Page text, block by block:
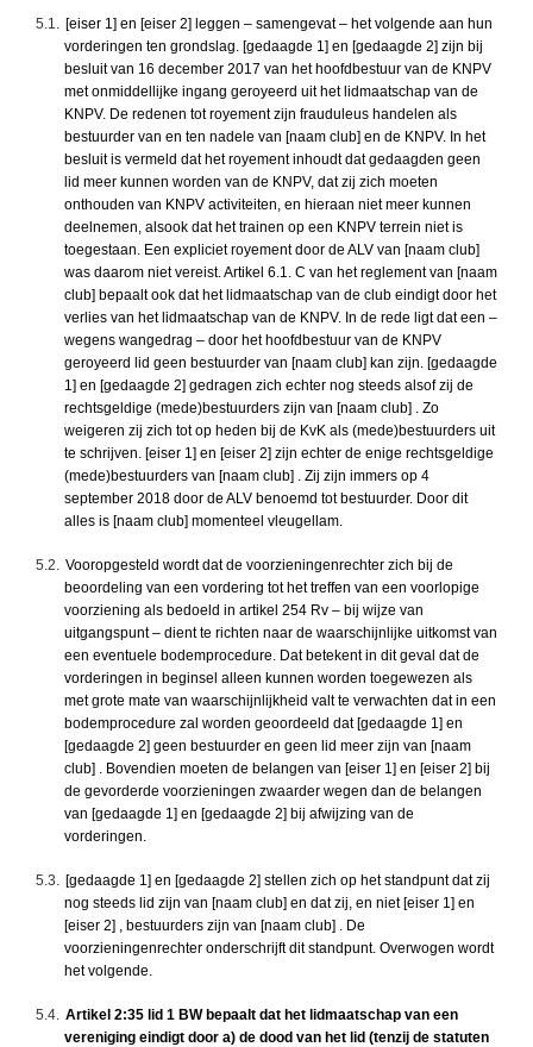
5.1.
[eiser 1] en [eiser 2] leggen – samengevat – het volgende aan hun
vorderingen ten grondslag. [gedaagde 1] en [gedaagde 2] zijn bij
besluit van 16 december 2017 van het hoofdbestuur van de KNPV
met onmiddellijke ingang geroyeerd uit het lidmaatschap van de
KNPV. De redenen tot royement zijn frauduleus handelen als
bestuurder van en ten nadele van [naam club] en de KNPV. In het
besluit is vermeld dat het royement inhoudt dat gedaagden geen
lid meer kunnen worden van de KNPV, dat zij zich moeten
onthouden van KNPV activiteiten, en hieraan niet meer kunnen
deelnemen, alsook dat het trainen op een KNPV terrein niet is
toegestaan. Een expliciet royement door de ALV van [naam club]
was daarom niet vereist. Artikel 6.1. C van het reglement van [naam
club] bepaalt ook dat het lidmaatschap van de club eindigt door het
verlies van het lidmaatschap van de KNPV. In de rede ligt dat een –
wegens wangedrag – door het hoofdbestuur van de KNPV
geroyeerd lid geen bestuurder van [naam club] kan zijn. [gedaagde
1] en [gedaagde 2] gedragen zich echter nog steeds alsof zij de
rechtsgeldige (mede)bestuurders zijn van [naam club] . Zo
weigeren zij zich tot op heden bij de KvK als (mede)bestuurders uit
te schrijven. [eiser 1] en [eiser 2] zijn echter de enige rechtsgeldige
(mede)bestuurders van [naam club] . Zij zijn immers op 4
september 2018 door de ALV benoemd tot bestuurder. Door dit
alles is [naam club] momenteel vleugellam.
5.2.
Vooropgesteld wordt dat de voorzieningenrechter zich bij de
beoordeling van een vordering tot het treffen van een voorlopige
voorziening als bedoeld in artikel 254 Rv – bij wijze van
uitgangspunt – dient te richten naar de waarschijnlijke uitkomst van
een eventuele bodemprocedure. Dat betekent in dit geval dat de
vorderingen in beginsel alleen kunnen worden toegewezen als
met grote mate van waarschijnlijkheid valt te verwachten dat in een
bodemprocedure zal worden geoordeeld dat [gedaagde 1] en
[gedaagde 2] geen bestuurder en geen lid meer zijn van [naam
club] . Bovendien moeten de belangen van [eiser 1] en [eiser 2] bij
de gevorderde voorzieningen zwaarder wegen dan de belangen
van [gedaagde 1] en [gedaagde 2] bij afwijzing van de
vorderingen.
5.3.
[gedaagde 1] en [gedaagde 2] stellen zich op het standpunt dat zij
nog steeds lid zijn van [naam club] en dat zij, en niet [eiser 1] en
[eiser 2] , bestuurders zijn van [naam club] . De
voorzieningenrechter onderschrijft dit standpunt. Overwogen wordt
het volgende.
5.4. Artikel 2:35 lid 1 BW bepaalt dat het lidmaatschap van een
vereniging eindigt door a) de dood van het lid (tenzij de statuten